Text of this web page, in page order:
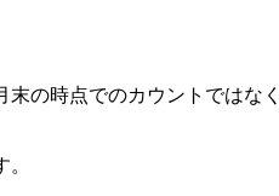
の時点でのカウントではな